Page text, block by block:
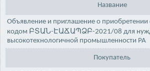
Название
Объявление и приглашение о
кодом ԲՏԱՆ-ԷԱՃԱՊՁԲ-2021/08 для нужд
высокотехнологичной промышленности РА
Покупатель